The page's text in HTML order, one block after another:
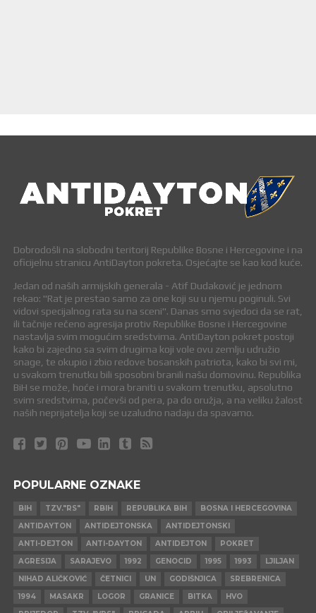
Dobrodošli na slobodni teritorij Republike Bosne i Hercegovine i na
oficijelnu stranicu AntiDayton pokreta. Osjećajte se kao kod kuće.
Jedan od naših armijskih generala - Atif Dudaković je jednom
rekao: "Rat je prestao samo za one koji su u njemu poginuli. Svi
vidovi specijalnog rata su na sceni". Danas smo svjedoci da se rat,
ili tačnije rečeno agresija protiv Republike Bosne i Hercegovine
nastavlja svim mogućim sredstvima. AntiDayton pokret postoji
kako bi zajedno sa svim drugima koji vole ovu zemlju udružio
snage, te okupio i zbio redove bosanskih patriota, kako bi svi mi,
u svakom trenutku bili sposobni branili našu domovinu. Republika
BiH se može, hoće i mora braniti u svakom trenutku, apsolutno
svim sredstvima, počevši od pera, pa do oružja, a na veliku žalost
naših neprijatelja koji se uzaludno nadaju da spavamo.
POPULARNE OZNAKE
BIH TZV."RS" RBIH REPUBLIKA BIH
BOSNA I HERCEGOVINA
ANTIDAYTON
ANTIDEJTONSKA
ANTIDEJTONSKI
ANTI-DEJTON
ANTI-DAYTON ANTIDEJTON
POKRET
AGRESIJA
SARAJEVO 1992 GENOCID 1995 1993
LJILJAN
NIHAD ALIČKOVIĆ
ČETNICI UN GODIŠNJICA
SREBRENICA
1994
MASAKR LOGOR GRANICE BITKA
HVO